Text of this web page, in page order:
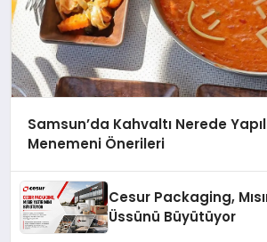
Samsun’da Kahvaltı Nerede
Menemeni Önerileri
Cesur Packaging,
Üssünü Büyütüyor